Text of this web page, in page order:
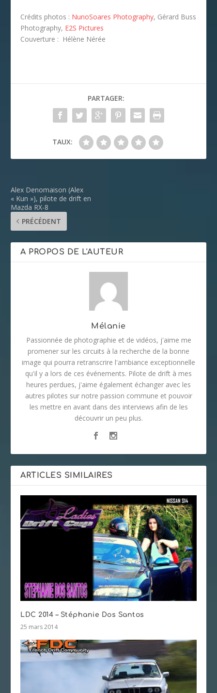
Crédits photos : NunoSoares Photography, Gérard Buss
Photography, E2S Pictures
Couverture : Hélène Nérée
PARTAGER:
TAUX:
Alex Denomaison (Alex
« Kun »), pilote de drift en
Mazda RX-8
PRÉCÉDENT
A PROPOS DE L'AUTEUR
Mélanie
Passionnée de photographie et de vidéos, j'aime me
promener sur les circuits à la recherche de la bonne
image qui pourra retranscrire l'ambiance exceptionnelle
qu'il y a lors de ces événements. Pilote de drift à mes
heures perdues, j'aime également échanger avec les
autres pilotes sur notre passion commune et pouvoir
les mettre en avant dans des interviews afin de les
découvrir un peu plus.
ARTICLES SIMILAIRES
LDC 2014 – Stéphanie Dos Santos
25 mars 2014